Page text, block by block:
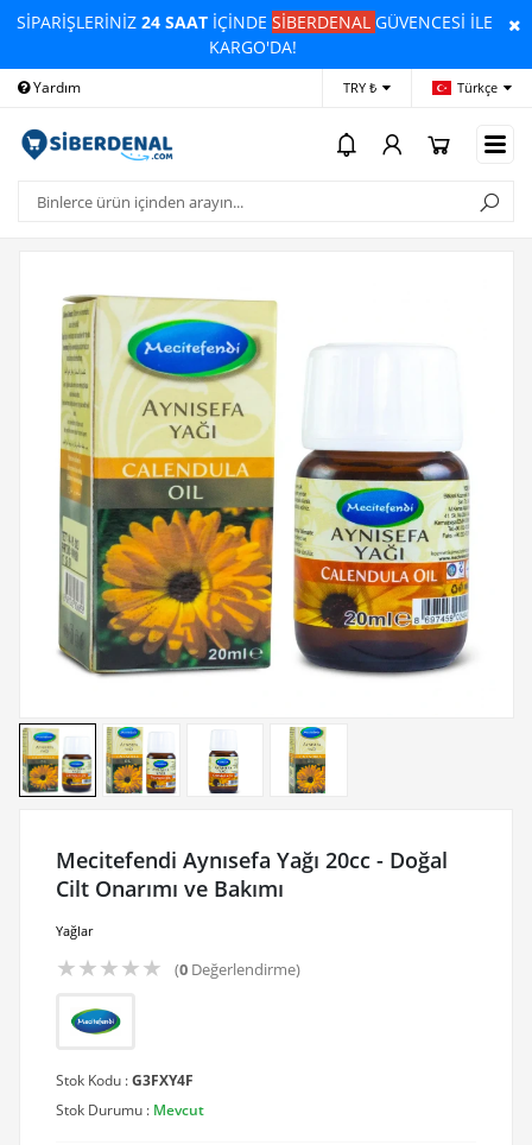
SİPARİŞLERİNİZ24 SAAT İÇİNDESİBERDENALGÜVENCESİ İLE
KARGO'DA!
Yardım Ödeme Bildirimi
TRY ₺ Türkçe
Mecitefendi Aynısefa Yağı 20cc - Doğal
Cilt Onarımı ve Bakımı
Yağlar
★★★★★ (0Değerlendirme)
Stok Kodu :G3FXY4F
Stok Durumu : Mevcut